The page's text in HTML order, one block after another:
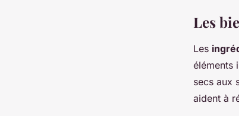
Les
Les
éléments
secs aux
aident à